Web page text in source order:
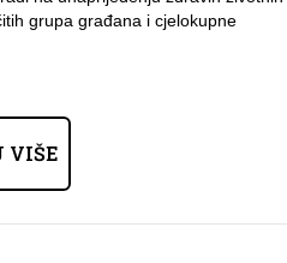
grupa građana i cjelokupne
VIŠE